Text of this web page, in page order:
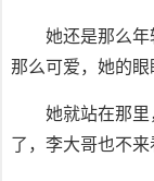
她还是那么年
那么可爱，她的眼
她就站在那
了，李大哥也不